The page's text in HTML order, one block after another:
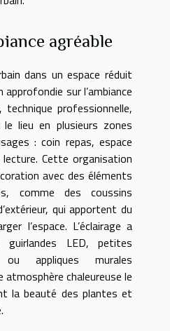
agréable
dans un espace réduit
sur l’ambiance
technique professionnelle,
lieu en plusieurs zones
: coin repas, espace
Cette organisation
avec des éléments
comme des coussins
qui apportent du
l’espace. L’éclairage a
LED, petites
appliques murales
chaleureuse le
la beauté des plantes et